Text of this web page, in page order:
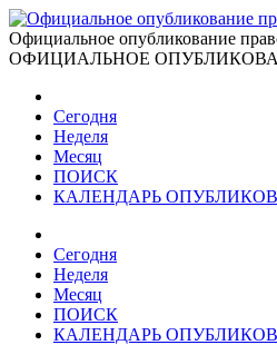
Официальное опубликование
ОФИЦИАЛЬНОЕ
Сегодня
Неделя
Месяц
ПОИСК
КАЛЕНДАРЬ
Сегодня
Неделя
Месяц
ПОИСК
КАЛЕНДАРЬ